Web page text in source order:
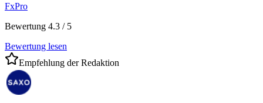
FxPro
Bewertung 4.3 / 5
Bewertung lesen
Empfehlung der Redaktion